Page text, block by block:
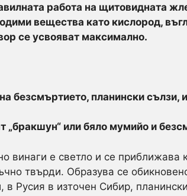
работа на щитовидната
вещества като кислород,
се усвояват максимално.
безсмъртието, планински сълзи,
„бракшун“ или бяло мумийо и
винаги е светло и се
твърди. Образува се
Русия в източен Сибир,